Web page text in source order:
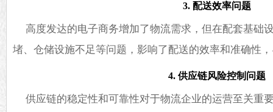
3. 配送效率问题
高度发达的电子商务增加了物流需求，但在配套基础
堵、仓储设施不足等问题，影响了配送的效率和准确性
4. 供应链风险控制问题
供应链的稳定性和可靠性对于物流企业的运营至关重